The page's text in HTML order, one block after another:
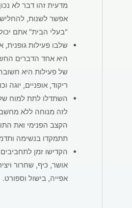
מדעית זהו דבר לא
אפשר לשנות, להחליש
"בעלי הבית" אתם
שלבו פעילות גופנית,
היא אחד הדברים
של פעילות היא
ריקוד, אופניים, יוגה
השתדלו לתת למוח
לזה מנוחה ללא
הקצב הפנימי ואת
תתמקדו בנשימה
הקדישו זמן
אושר, כיף, שחרור
אפייה, בישול וספורט.